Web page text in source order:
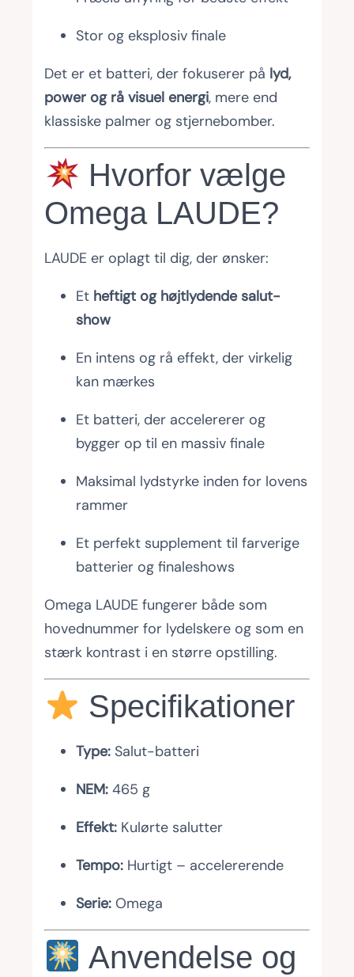
Stor og eksplosiv finale
Det er et batteri, der fokuserer på lyd,
power og rå visuel energi, mere end
klassiske palmer og stjernebomber.
Hvorfor vælge
Omega LAUDE?
LAUDE er oplagt til dig, der ønsker:
Et heftigt og højtlydende salut-
show
En intens og rå effekt, der virkelig
kan mærkes
Et batteri, der accelererer og
bygger op til en massiv finale
Maksimal lydstyrke inden for lovens
rammer
Et perfekt supplement til farverige
batterier og finaleshows
Omega LAUDE fungerer både som
hovednummer for lydelskere og som en
stærk kontrast i en større opstilling.
Specifikationer
Type:Salut-batteri
NEM:465 g
Effekt:Kulørte salutter
Tempo:Hurtigt – accelererende
Serie:Omega
Anvendelse og